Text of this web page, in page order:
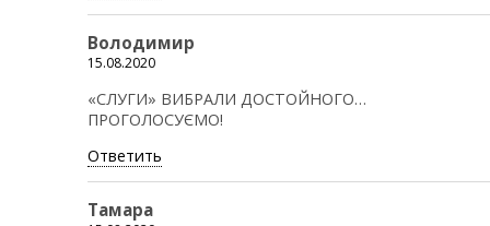
Володимир
15.08.2020
«СЛУГИ» ВИБРАЛИ ДОСТОЙНОГО…
ПРОГОЛОСУЄМО!
Ответить
Тамара